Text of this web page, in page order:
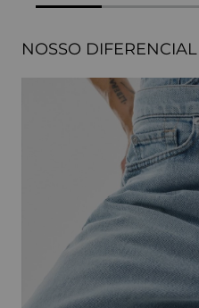
NOSSO DIFERENCIAL